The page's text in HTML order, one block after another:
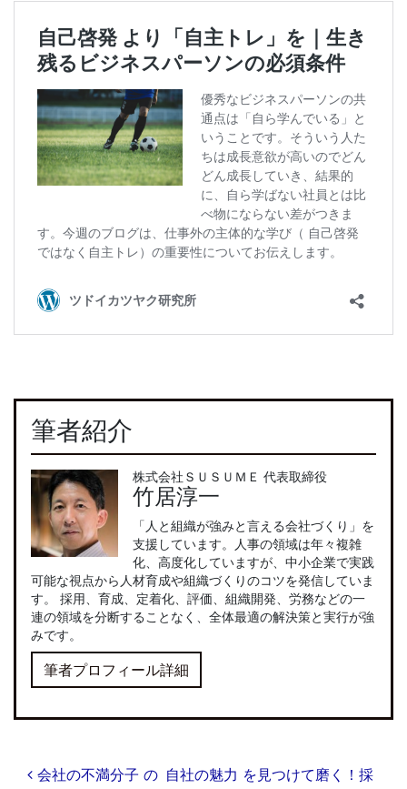
筆者紹介
株式会社ＳＵＳＵＭＥ 代表取締役
竹居淳一
「人と組織が強みと言える会社づくり」を
支援しています。人事の領域は年々複雑
化、高度化していますが、中小企業で実践
可能な視点から人材育成や組織づくりのコツを発信していま
す。 採用、育成、定着化、評価、組織開発、労務などの一
連の領域を分断することなく、全体最適の解決策と実行が強
みです。
筆者プロフィール詳細
投会社の不満分子 の 自社の魅力 を見つけて磨く！採